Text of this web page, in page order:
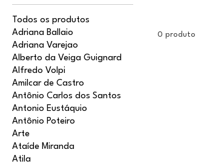
Todos os produtos
Adriana Ballaio
Adriana Varejao
Alberto da Veiga Guignard
Alfredo Volpi
Amilcar de Castro
Antônio Carlos dos Santos
Antonio Eustáquio
Antônio Poteiro
Arte
Ataíde Miranda
Atila
0 produto